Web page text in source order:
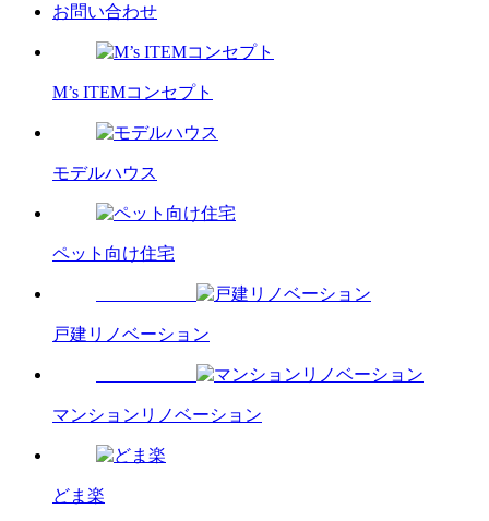
お問い合わせ
M’s ITEMコンセプト
モデルハウス
ペット向け住宅
戸建リノベーション
マンションリノベーション
どま楽